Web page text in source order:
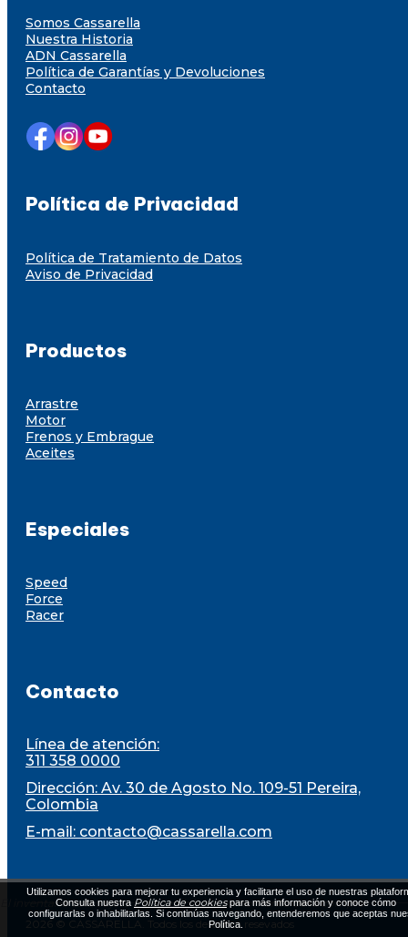
El inventario está sujeto a disponibilidad al momento de la compra
Somos Cassarella
Nuestra Historia
ADN Cassarella
Política de Garantías y Devoluciones
Contacto
Política de Privacidad
Política de Tratamiento de Datos
Aviso de Privacidad
Productos
Arrastre
Motor
Frenos y Embrague
Aceites
Especiales
Speed
Force
Racer
Contacto
Línea de atención:
311 358 0000
Dirección: Av. 30 de Agosto No. 109-51 Pereira,
Colombia
E-mail: contacto@cassarella.com
2026 © CASSARELLA. Todos los derechos resevados
Utilizamos cookies para mejorar tu experiencia y facilitarte el uso de nuestras
Consulta nuestra Política de cookiespara más información y conoce cómo
configurarlas o inhabilitarlas. Si continúas navegando, entenderemos que aceptas
Política.